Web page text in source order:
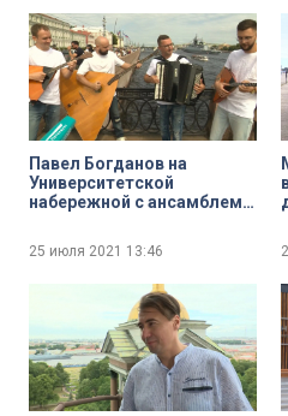
Павел Богданов на
Университетской
набережной с ансамблем
Бараковым
25 июля 2021 13:46